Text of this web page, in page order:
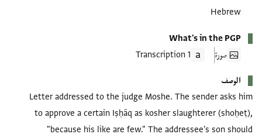
Hebrew
What's in the PGP
صورة
1 Transcription
الوصف
Letter addressed to the judge Moshe. The sender asks him
to approve a certain Iṣḥāq as kosher slaughterer (shoḥeṭ),
"because his like are few." The addressee's son should